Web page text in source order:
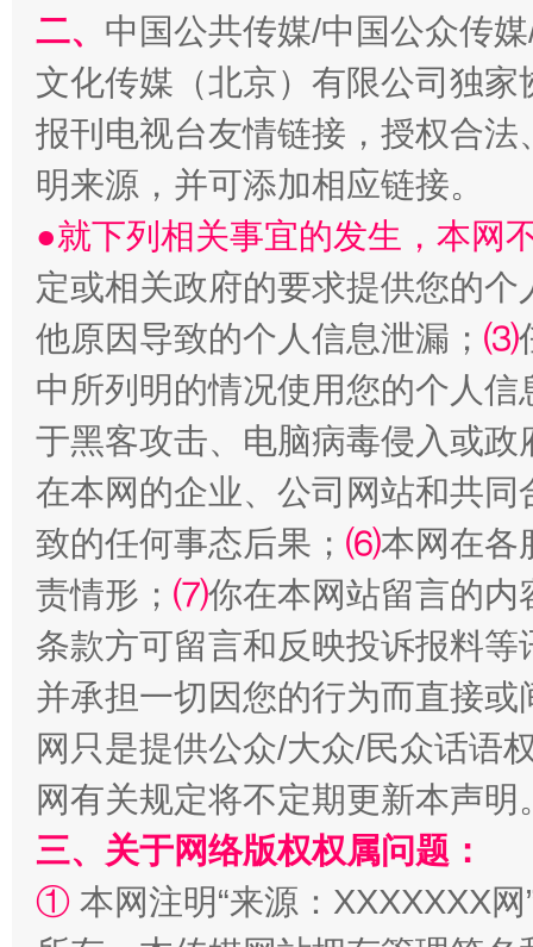
受贿1.44亿！段成刚被判无期 从幼
全民健身五年计划来了！等你上场
阿坝州三大球赛在茂县开幕 规模
二、 中国公共传媒/中国公众传
文化传媒（北京）有限公司独
报刊电视台友情链接，授权合
明来源，并可添加相应链接。
●就下列相关事宜的发生，本网
定或相关政府的要求提供您的个
他原因导致的个人信息泄漏； ⑶
中所列明的情况使用您的个人
于黑客攻击、电脑病毒侵入或
在本网的企业、公司网站和共
致的任何事态后果； ⑹本网在各
责情形； ⑺你在本网站留言的内
条款方可留言和反映投诉报料
并承担一切因您的行为而直接
网只是提供公众/大众/民众话语
网有关规定将不定期更新本声明
三、关于网络版权权属问题：
① 本网注明“来源：XXXXXXX